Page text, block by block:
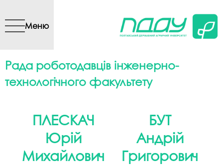
вмісту
Меню
Рада роботодавців інженерно-
технологічного факультету
ПЛЕСКАЧ
Юрій
Михайлович
БУТ
Андрій
Григорович